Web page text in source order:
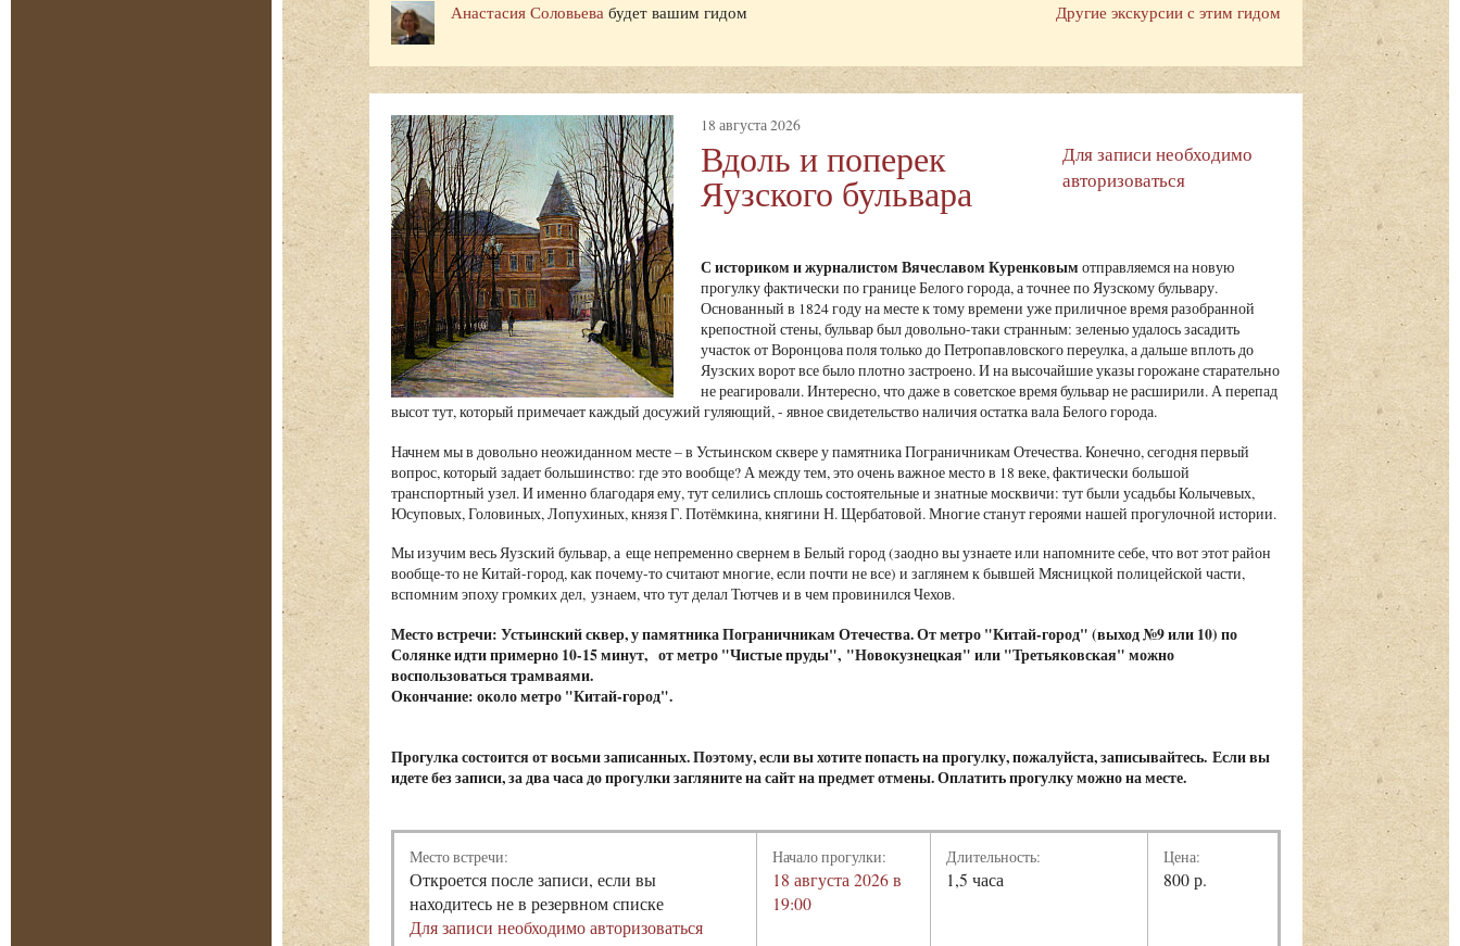
Другие экскурсии с этим гидом
Анастасия Соловьева будет вашим гидом
18 августа 2026
Вдоль и поперек
Яузского бульвара
Для записи необходимо
авторизоваться
С историком и журналистом Вячеславом Куренковым отправляемся на новую
прогулку фактически по границе Белого города, а точнее по Яузскому бульвару.
Основанный в 1824 году на месте к тому времени уже приличное время разобранной
крепостной стены, бульвар был довольно-таки странным: зеленью удалось засадить
участок от Воронцова поля только до Петропавловского переулка, а дальше вплоть до
Яузских ворот все было плотно застроено. И на высочайшие указы горожане старательно
не реагировали. Интересно, что даже в советское время бульвар не расширили. А перепад
высот тут, который примечает каждый досужий гуляющий, - явное свидетельство наличия остатка вала Белого города.
Начнем мы в довольно неожиданном месте – в Устьинском сквере у памятника Пограничникам Отечества. Конечно, сегодня первый
вопрос, который задает большинство: где это вообще? А между тем, это очень важное место в 18 веке, фактически большой
транспортный узел. И именно благодаря ему, тут селились сплошь состоятельные и знатные москвичи: тут были усадьбы Колычевых,
Юсуповых, Головиных, Лопухиных, князя Г. Потёмкина, княгини Н. Щербатовой. Многие станут героями нашей прогулочной истории.
Мы изучим весь Яузский бульвар, а еще непременно свернем в Белый город (заодно вы узнаете или напомните себе, что вот этот район
вообще-то не Китай-город, как почему-то считают многие, если почти не все) и заглянем к бывшей Мясницкой полицейской части,
вспомним эпоху громких дел, узнаем, что тут делал Тютчев и в чем провинился Чехов.
Место встречи: Устьинский сквер, у памятника Пограничникам Отечества. От метро "Китай-город" (выход №9 или 10) по
Солянке идти примерно 10-15 минут, от метро "Чистые пруды", "Новокузнецкая" или "Третьяковская" можно
воспользоваться трамваями.
Окончание: около метро "Китай-город".
Прогулка состоится от восьми записанных. Поэтому, если вы хотите попасть на прогулку, пожалуйста, записывайтесь. Если вы
идете без записи, за два часа до прогулки загляните на сайт на предмет отмены. Оплатить прогулку можно на месте.
Место встречи:
Откроется после записи, если вы
находитесь не в резервном списке
Для записи необходимо авторизоваться
Начало прогулки:
18 августа 2026 в
19:00
Длительность:
1,5 часа
Цена:
800 р.